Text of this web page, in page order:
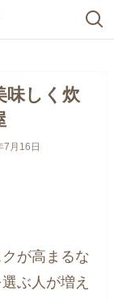
味しく炊
7月16日
が高まるな
選ぶ人が増え